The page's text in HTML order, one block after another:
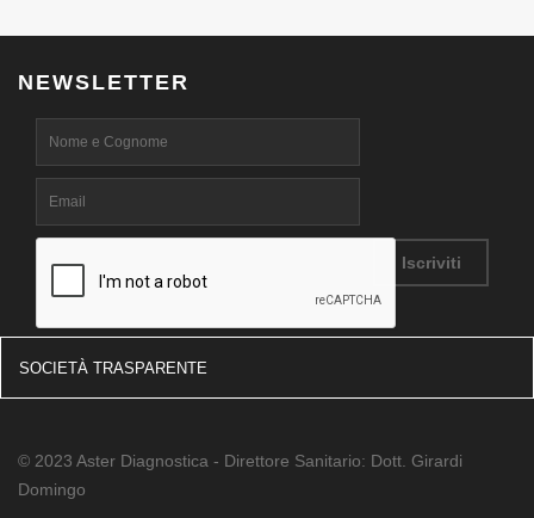
NEWSLETTER
SOCIETÀ TRASPARENTE
© 2023 Aster Diagnostica - Direttore Sanitario: Dott. Girardi
Domingo